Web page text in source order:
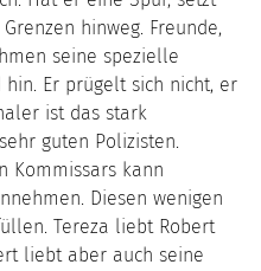
hinweg. Freunde,
seine spezielle
Er prügelt sich nicht, er
ist das stark
guten Polizisten.
Kommissars kann
Diesen wenigen
Tereza liebt Robert
liebt aber auch seine